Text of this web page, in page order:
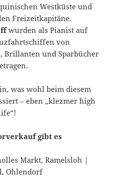
Westküste und
Freizeitkapitäne.
wurden als Pianist auf
von
und Sparbücher
was wohl beim diesem
– eben „klezmer high
gibt es
Markt, Ramelsloh |
Ohlendorf